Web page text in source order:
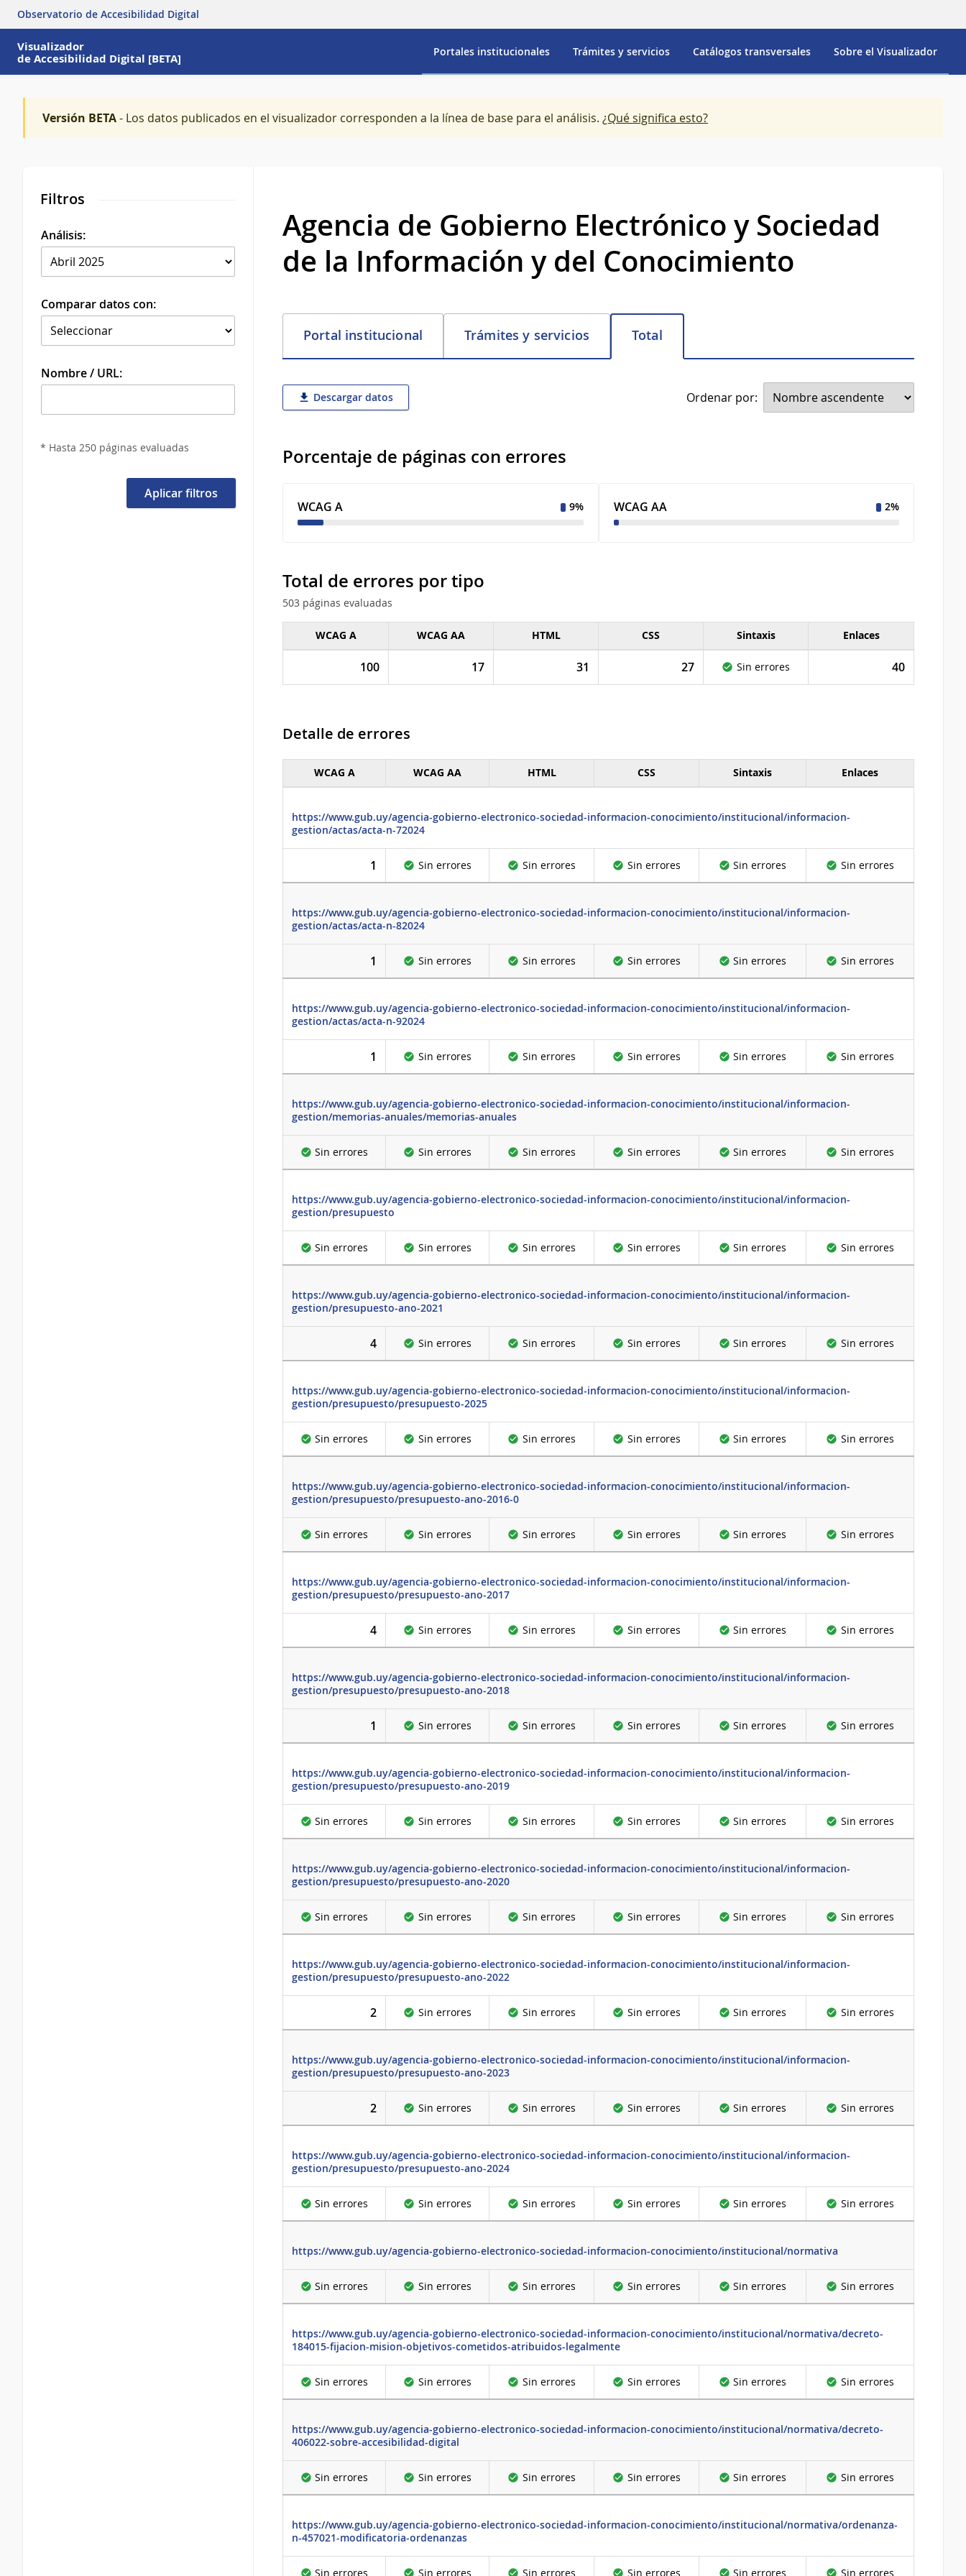
Observatorio de Accesibilidad Digital
Visualizador
de Accesibilidad Digital [BETA]
Portales institucionales Trámites y servicios Catálogos transversales Sobre el Visualizador
Versión BETA- Los datos publicados en el visualizador corresponden a la línea de base para el análisis. ¿Qué significa esto?
Filtros
Análisis:
Comparar datos con:
Nombre / URL:
* Hasta 250 páginas evaluadas
Aplicar filtros
Agencia de Gobierno Electrónico y Sociedad
de la Información y del Conocimiento
Portal institucional Trámites y servicios Total
Descargar datos Ordenar por:
Porcentaje de páginas con errores
WCAG A 9% WCAG AA 2%
Total de errores por tipo
503 páginas evaluadas
WCAG A WCAG AA HTML CSS Sintaxis Enlaces
100 17 31 27 Sin errores 40
Detalle de errores
WCAG A WCAG AA HTML CSS Sintaxis Enlaces
https://www.gub.uy/agencia-gobierno-electronico-sociedad-informacion-conocimiento/institucional/informacion-
gestion/actas/acta-n-72024
1 Sin errores Sin errores Sin errores Sin errores Sin errores
https://www.gub.uy/agencia-gobierno-electronico-sociedad-informacion-conocimiento/institucional/informacion-
gestion/actas/acta-n-82024
1 Sin errores Sin errores Sin errores Sin errores Sin errores
https://www.gub.uy/agencia-gobierno-electronico-sociedad-informacion-conocimiento/institucional/informacion-
gestion/actas/acta-n-92024
1 Sin errores Sin errores Sin errores Sin errores Sin errores
https://www.gub.uy/agencia-gobierno-electronico-sociedad-informacion-conocimiento/institucional/informacion-
gestion/memorias-anuales/memorias-anuales
Sin errores Sin errores Sin errores Sin errores Sin errores Sin errores
https://www.gub.uy/agencia-gobierno-electronico-sociedad-informacion-conocimiento/institucional/informacion-
gestion/presupuesto
Sin errores Sin errores Sin errores Sin errores Sin errores Sin errores
https://www.gub.uy/agencia-gobierno-electronico-sociedad-informacion-conocimiento/institucional/informacion-
gestion/presupuesto-ano-2021
4 Sin errores Sin errores Sin errores Sin errores Sin errores
https://www.gub.uy/agencia-gobierno-electronico-sociedad-informacion-conocimiento/institucional/informacion-
gestion/presupuesto/presupuesto-2025
Sin errores Sin errores Sin errores Sin errores Sin errores Sin errores
https://www.gub.uy/agencia-gobierno-electronico-sociedad-informacion-conocimiento/institucional/informacion-
gestion/presupuesto/presupuesto-ano-2016-0
Sin errores Sin errores Sin errores Sin errores Sin errores Sin errores
https://www.gub.uy/agencia-gobierno-electronico-sociedad-informacion-conocimiento/institucional/informacion-
gestion/presupuesto/presupuesto-ano-2017
4 Sin errores Sin errores Sin errores Sin errores Sin errores
https://www.gub.uy/agencia-gobierno-electronico-sociedad-informacion-conocimiento/institucional/informacion-
gestion/presupuesto/presupuesto-ano-2018
1 Sin errores Sin errores Sin errores Sin errores Sin errores
https://www.gub.uy/agencia-gobierno-electronico-sociedad-informacion-conocimiento/institucional/informacion-
gestion/presupuesto/presupuesto-ano-2019
Sin errores Sin errores Sin errores Sin errores Sin errores Sin errores
https://www.gub.uy/agencia-gobierno-electronico-sociedad-informacion-conocimiento/institucional/informacion-
gestion/presupuesto/presupuesto-ano-2020
Sin errores Sin errores Sin errores Sin errores Sin errores Sin errores
https://www.gub.uy/agencia-gobierno-electronico-sociedad-informacion-conocimiento/institucional/informacion-
gestion/presupuesto/presupuesto-ano-2022
2 Sin errores Sin errores Sin errores Sin errores Sin errores
https://www.gub.uy/agencia-gobierno-electronico-sociedad-informacion-conocimiento/institucional/informacion-
gestion/presupuesto/presupuesto-ano-2023
2 Sin errores Sin errores Sin errores Sin errores Sin errores
https://www.gub.uy/agencia-gobierno-electronico-sociedad-informacion-conocimiento/institucional/informacion-
gestion/presupuesto/presupuesto-ano-2024
Sin errores Sin errores Sin errores Sin errores Sin errores Sin errores
https://www.gub.uy/agencia-gobierno-electronico-sociedad-informacion-conocimiento/institucional/normativa
Sin errores Sin errores Sin errores Sin errores Sin errores Sin errores
https://www.gub.uy/agencia-gobierno-electronico-sociedad-informacion-conocimiento/institucional/normativa/decreto-
184015-fijacion-mision-objetivos-cometidos-atribuidos-legalmente
Sin errores Sin errores Sin errores Sin errores Sin errores Sin errores
https://www.gub.uy/agencia-gobierno-electronico-sociedad-informacion-conocimiento/institucional/normativa/decreto-
406022-sobre-accesibilidad-digital
Sin errores Sin errores Sin errores Sin errores Sin errores Sin errores
https://www.gub.uy/agencia-gobierno-electronico-sociedad-informacion-conocimiento/institucional/normativa/ordenanza-
n-457021-modificatoria-ordenanzas
Sin errores Sin errores Sin errores Sin errores Sin errores Sin errores